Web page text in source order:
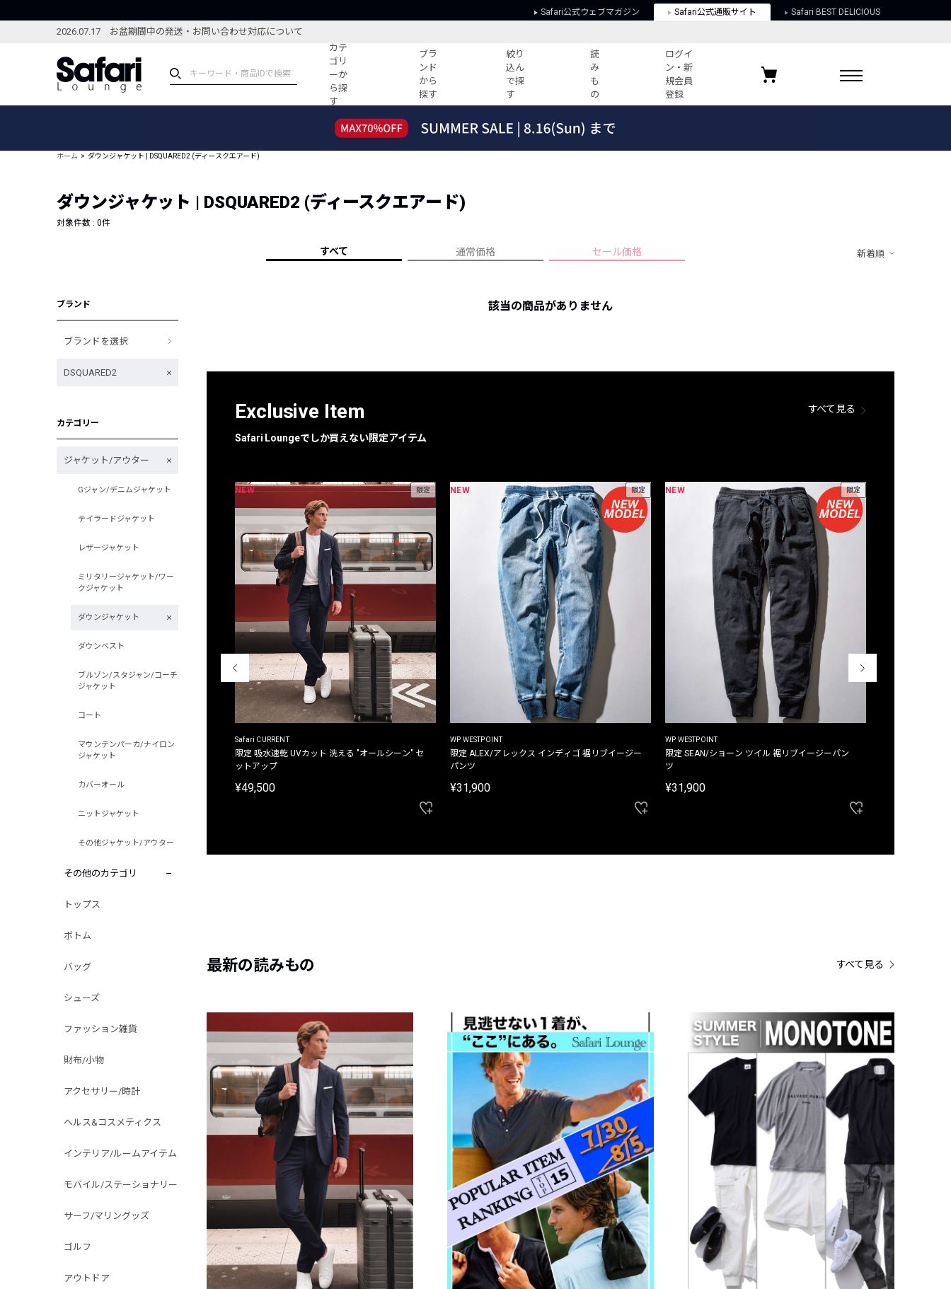
Safari公式ウェブマガジン Safari公式通販サイト Safari BEST DELICIOUS
2026.07.17 お盆期間中の発送・お問い合わせ対応について
カテ
ゴリ
ーか
ら探
す
ブラ
ンド
から
探す
絞り
込ん
で探
す
読
み
も
の
ログイ
ン・新
規会員
登録
ブランドから探す
新着アイテム
編集部のおすすめアイテム
特集記事
コーディネート
すべての記事
ーデ紹介
HOTなコーデ TOP20
人気記事ランキング
フォーカスブランド
プライバシーポリシー
お気に入りブランド
ホーム ダウンジャケット | DSQUARED2 (ディースクエアード)
ダウンジャケット | DSQUARED2 (ディースクエアード)
対象件数 : 0件
すべて 通常価格 セール価格 新着順
ブランド
ブランドを選択
DSQUARED2
カテゴリー
ジャケット/アウター
Gジャン/デニムジャケット
テイラードジャケット
レザージャケット
ミリタリージャケット/ワー
クジャケット
ダウンジャケット
ダウンベスト
ブルゾン/スタジャン/コーチ
ジャケット
コート
マウンテンパーカ/ナイロン
ジャケット
カバーオール
ニットジャケット
その他ジャケット/アウター
その他のカテゴリ
トップス
ボトム
バッグ
シューズ
ファッション雑貨
財布/小物
アクセサリー/時計
ヘルス&コスメティクス
インテリア/ルームアイテム
モバイル/ステーショナリー
サーフ/マリングッズ
ゴルフ
アウトドア
該当の商品がありません
Exclusive Item
Safari Loungeでしか買えない限定アイテム
すべて見る
別注限定 フード付き チェックシャツジャケット
NEW 限定
Safari CURRENT
限定 吸水速乾 UVカット 洗える "オールシーン" セ
ットアップ
¥49,500
NEW 限定
WP WESTPOINT
限定 ALEX/アレックス インディゴ 裾リブイージー
パンツ
¥31,900
NEW 限定
WP WESTPOINT
限定 SEAN/ショーン ツイル 裾リブイージーパン
ツ
¥31,900
最新の読みもの すべて見る